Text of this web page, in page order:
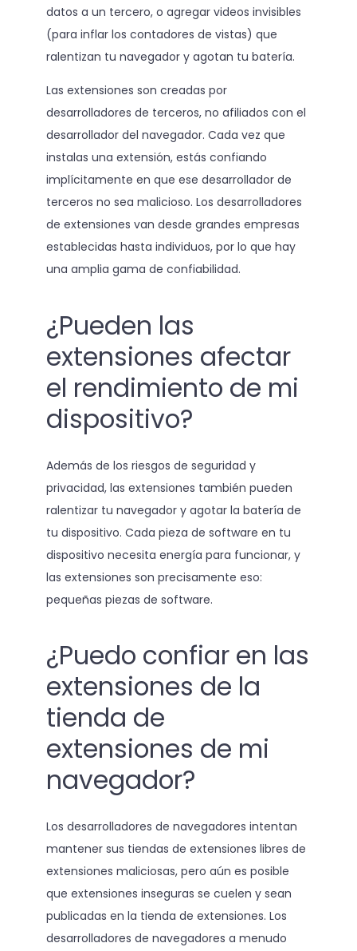
datos a un tercero, o agregar videos invisibles
(para inflar los contadores de vistas) que
ralentizan tu navegador y agotan tu batería.
Las extensiones son creadas por
desarrolladores de terceros, no afiliados con el
desarrollador del navegador. Cada vez que
instalas una extensión, estás confiando
implícitamente en que ese desarrollador de
terceros no sea malicioso. Los desarrolladores
de extensiones van desde grandes empresas
establecidas hasta individuos, por lo que hay
una amplia gama de confiabilidad.
¿Pueden las
extensiones afectar
el rendimiento de mi
dispositivo?
Además de los riesgos de seguridad y
privacidad, las extensiones también pueden
ralentizar tu navegador y agotar la batería de
tu dispositivo. Cada pieza de software en tu
dispositivo necesita energía para funcionar, y
las extensiones son precisamente eso:
pequeñas piezas de software.
¿Puedo confiar en las
extensiones de la
tienda de
extensiones de mi
navegador?
Los desarrolladores de navegadores intentan
mantener sus tiendas de extensiones libres de
extensiones maliciosas, pero aún es posible
que extensiones inseguras se cuelen y sean
publicadas en la tienda de extensiones. Los
desarrolladores de navegadores a menudo